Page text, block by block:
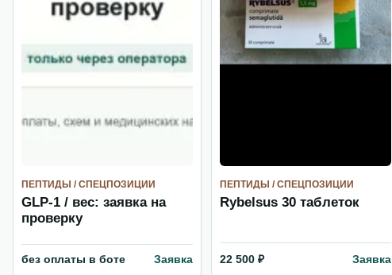
ПЕПТИДЫ / СПЕЦПОЗИЦИИ
GLP-1 / вес: заявка на
проверку
без оплаты в боте Заявка
ПЕПТИДЫ / СПЕЦПОЗИЦИИ
Rybelsus 30 таблеток
22 500 ₽ Заявка